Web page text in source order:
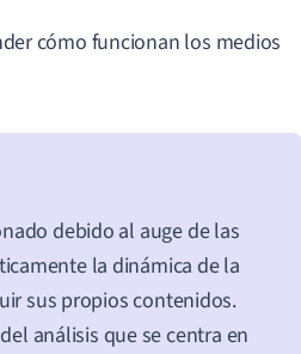
cómo funcionan los medios
debido al auge de las
la dinámica de la
sus propios contenidos.
análisis que se centra en